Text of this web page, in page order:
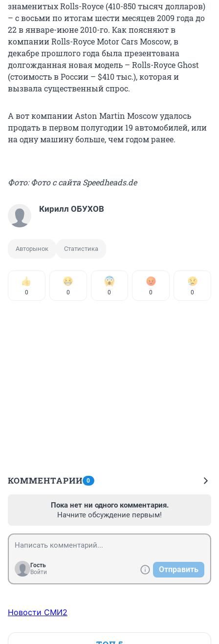
знаменитых Rolls-Royce (410-850 тысяч долларов)
– с восьми по итогам шести месяцев 2009 года до
22 в январе-июне 2010-го. Как поясняют в
компании Rolls-Royce Motor Cars Moscow, в
декабре прошлого года была презентована
долгожданная новая модель – Rolls-Royce Ghost
(стоимость в России – $410 тыс.), которая и
вызвала существенный спрос.
А вот компании Aston Martin Moscow удалось
продать в первом полугодии 19 автомобилей, или
на одну машину больше, чем годом ранее.
Фото: Фото с сайта Speedheads.de
Кирилл ОБУХОВ
Авторынок Статистика
0 0 0 0 0
КОММЕНТАРИИ 0
Пока нет ни одного комментария.
Начните обсуждение первым!
Гость
Войти
Отправить
Новости СМИ2